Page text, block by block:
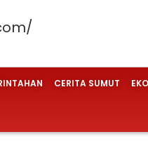
CERITA SUMUT